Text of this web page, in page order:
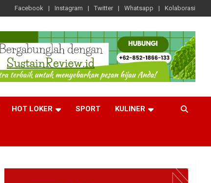
Facebook Instagram Twitter Whatsapp Kolaborasi
HOT LOKER SPORT KULINER